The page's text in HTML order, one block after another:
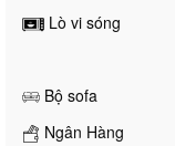
Lò vi sóng
Bộ sofa
Ngân Hàng